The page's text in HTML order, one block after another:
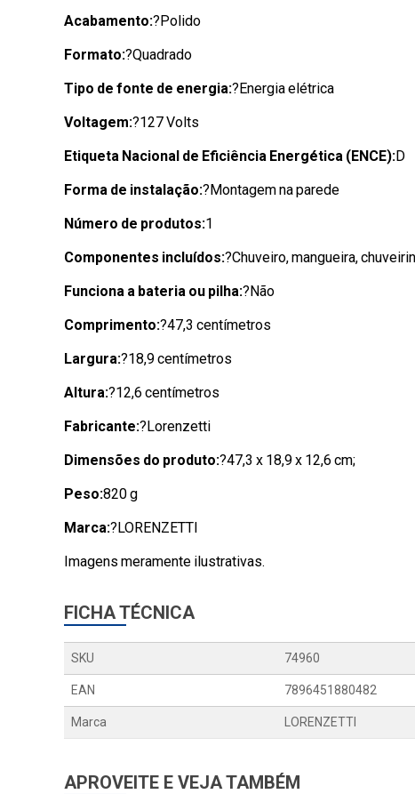
Acabamento:?Polido
Formato:?Quadrado
Tipo de fonte de energia:?Energia elétrica
Voltagem:?127 Volts
Etiqueta Nacional de Eficiência Energética (ENCE):D
Forma de instalação:?Montagem na parede
Número de produtos:1
Componentes incluídos:?Chuveiro, mangueira,
Funciona a bateria ou pilha:?Não
Comprimento:?47,3 centímetros
Largura:?18,9 centímetros
Altura:?12,6 centímetros
Fabricante:?Lorenzetti
Dimensões do produto:?47,3 x 18,9 x 12,6 cm;
Peso:820 g
Marca:?LORENZETTI
Imagens meramente ilustrativas.
FICHA TÉCNICA
SKU 74960
EAN 7896451880482
Marca LORENZETTI
APROVEITE E VEJA TAMBÉM